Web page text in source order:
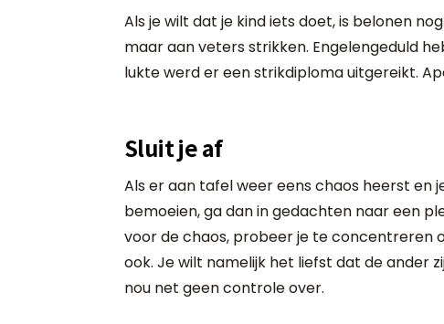
Als je wilt dat je kind iets doet, is belonen
maar aan veters strikken. Engelengeduld
lukte werd er een strikdiploma uitgereikt.
Sluit je af
Als er aan tafel weer eens chaos heerst en
bemoeien, ga dan in gedachten naar een
voor de chaos, probeer je te concentreren
ook. Je wilt namelijk het liefst dat de ander
nou net geen controle over.